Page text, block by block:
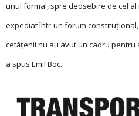
unul formal, spre deosebire de cel
expediat într-un forum
cetăţenii nu au avut un cadru pentru
a spus Emil Boc.